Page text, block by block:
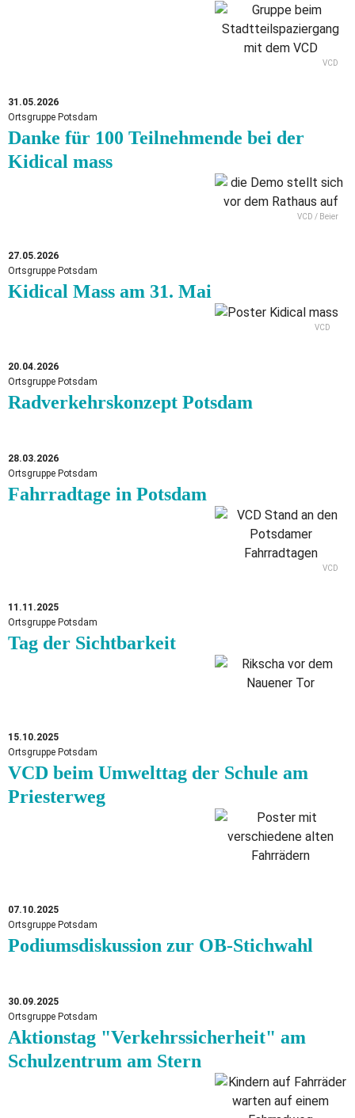
VCD
31.05.2026
Ortsgruppe Potsdam
Danke für 100 Teilnehmende bei der
Kidical mass
VCD / Beier
27.05.2026
Ortsgruppe Potsdam
Kidical Mass am 31. Mai
VCD
20.04.2026
Ortsgruppe Potsdam
Radverkehrskonzept Potsdam
28.03.2026
Ortsgruppe Potsdam
Fahrradtage in Potsdam
VCD
11.11.2025
Ortsgruppe Potsdam
Tag der Sichtbarkeit
15.10.2025
Ortsgruppe Potsdam
VCD beim Umwelttag der Schule am
Priesterweg
07.10.2025
Ortsgruppe Potsdam
Podiumsdiskussion zur OB-Stichwahl
30.09.2025
Ortsgruppe Potsdam
Aktionstag "Verkehrssicherheit" am
Schulzentrum am Stern